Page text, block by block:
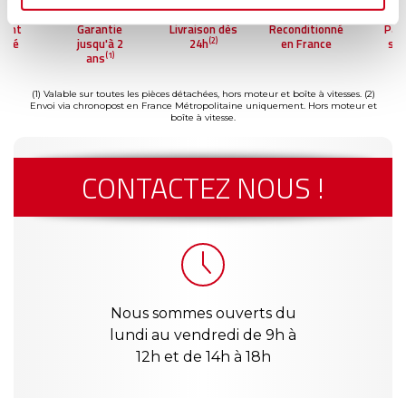
Garantie
jusqu'à 2
ans(1)
Livraison dès
24h(2)
Reconditionné
en France
(1) Valable sur toutes les pièces détachées, hors moteur et boîte à vitesses. (2)
Envoi via chronopost en France Métropolitaine uniquement. Hors moteur et
boîte à vitesse.
CONTACTEZ NOUS !
Nous sommes ouverts du
lundi au vendredi de 9h à
12h et de 14h à 18h